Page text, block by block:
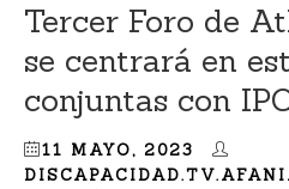
Tercer Foro de
se centrará en
conjuntas con
11 MAYO, 2023